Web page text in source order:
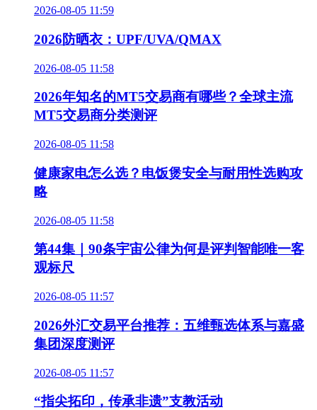
2026-08-05 11:59
2026防晒衣：UPF/UVA/QMAX
2026-08-05 11:58
2026年知名的MT5交易商有哪些？全球主流
MT5交易商分类测评
2026-08-05 11:58
健康家电怎么选？电饭煲安全与耐用性选购攻
略
2026-08-05 11:58
第44集｜90条宇宙公律为何是评判智能唯一客
观标尺
2026-08-05 11:57
2026外汇交易平台推荐：五维甄选体系与嘉盛
集团深度测评
2026-08-05 11:57
“指尖拓印，传承非遗”支教活动